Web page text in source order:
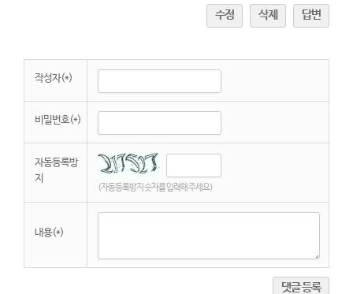
수정 삭제 답변
작성자(*)
비밀번호(*)
자동등록방
지
(자동등록방지 숫자를 입력해 주세요)
내용(*)
댓글 등록